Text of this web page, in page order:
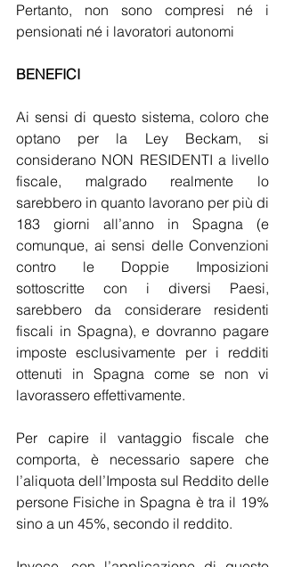
Pertanto, non sono compresi né i
pensionati né i lavoratori autonomi
BENEFICI
Ai sensi di questo sistema, coloro che
optano per la Ley Beckam, si
considerano NON RESIDENTI a livello
fiscale, malgrado realmente lo
sarebbero in quanto lavorano per più di
183 giorni all’anno in Spagna (e
comunque, ai sensi delle Convenzioni
contro le Doppie Imposizioni
sottoscritte con i diversi Paesi,
sarebbero da considerare residenti
fiscali in Spagna), e dovranno pagare
imposte esclusivamente per i redditi
ottenuti in Spagna come se non vi
lavorassero effettivamente.
Per capire il vantaggio fiscale che
comporta, è necessario sapere che
l’aliquota dell’Imposta sul Reddito delle
persone Fisiche in Spagna è tra il 19%
sino a un 45%, secondo il reddito.